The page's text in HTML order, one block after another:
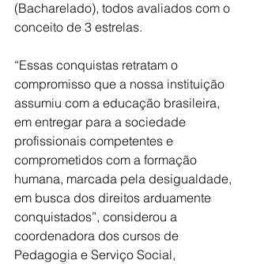
(Bacharelado), todos avaliados com o
conceito de 3 estrelas.
“Essas conquistas retratam o
compromisso que a nossa instituição
assumiu com a educação brasileira,
em entregar para a sociedade
profissionais competentes e
comprometidos com a formação
humana, marcada pela desigualdade,
em busca dos direitos arduamente
conquistados”, considerou a
coordenadora dos cursos de
Pedagogia e Serviço Social,